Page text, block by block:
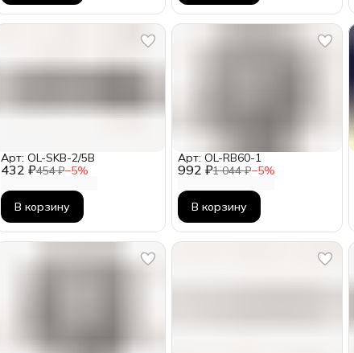
432 ₽454 ₽−5%
Арт: OL-SKB-2/5B
В корзину
992 ₽1 044 ₽−5%
Арт: OL-RB60-1
В корзину